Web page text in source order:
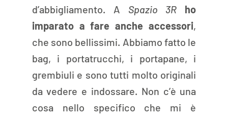
d’abbigliamento. A Spazio 3R
ho
imparato a fare anche accessori,
che sono bellissimi. Abbiamo fatto le
bag, i portatrucchi, i portapane, i
grembiuli e sono tutti molto originali
da vedere e indossare. Non c’è una
cosa nello specifico che mi è